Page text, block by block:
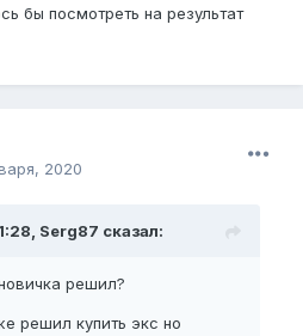
бы посмотреть на результат
2020
Serg87 сказал:
решил?
решил купить экс но